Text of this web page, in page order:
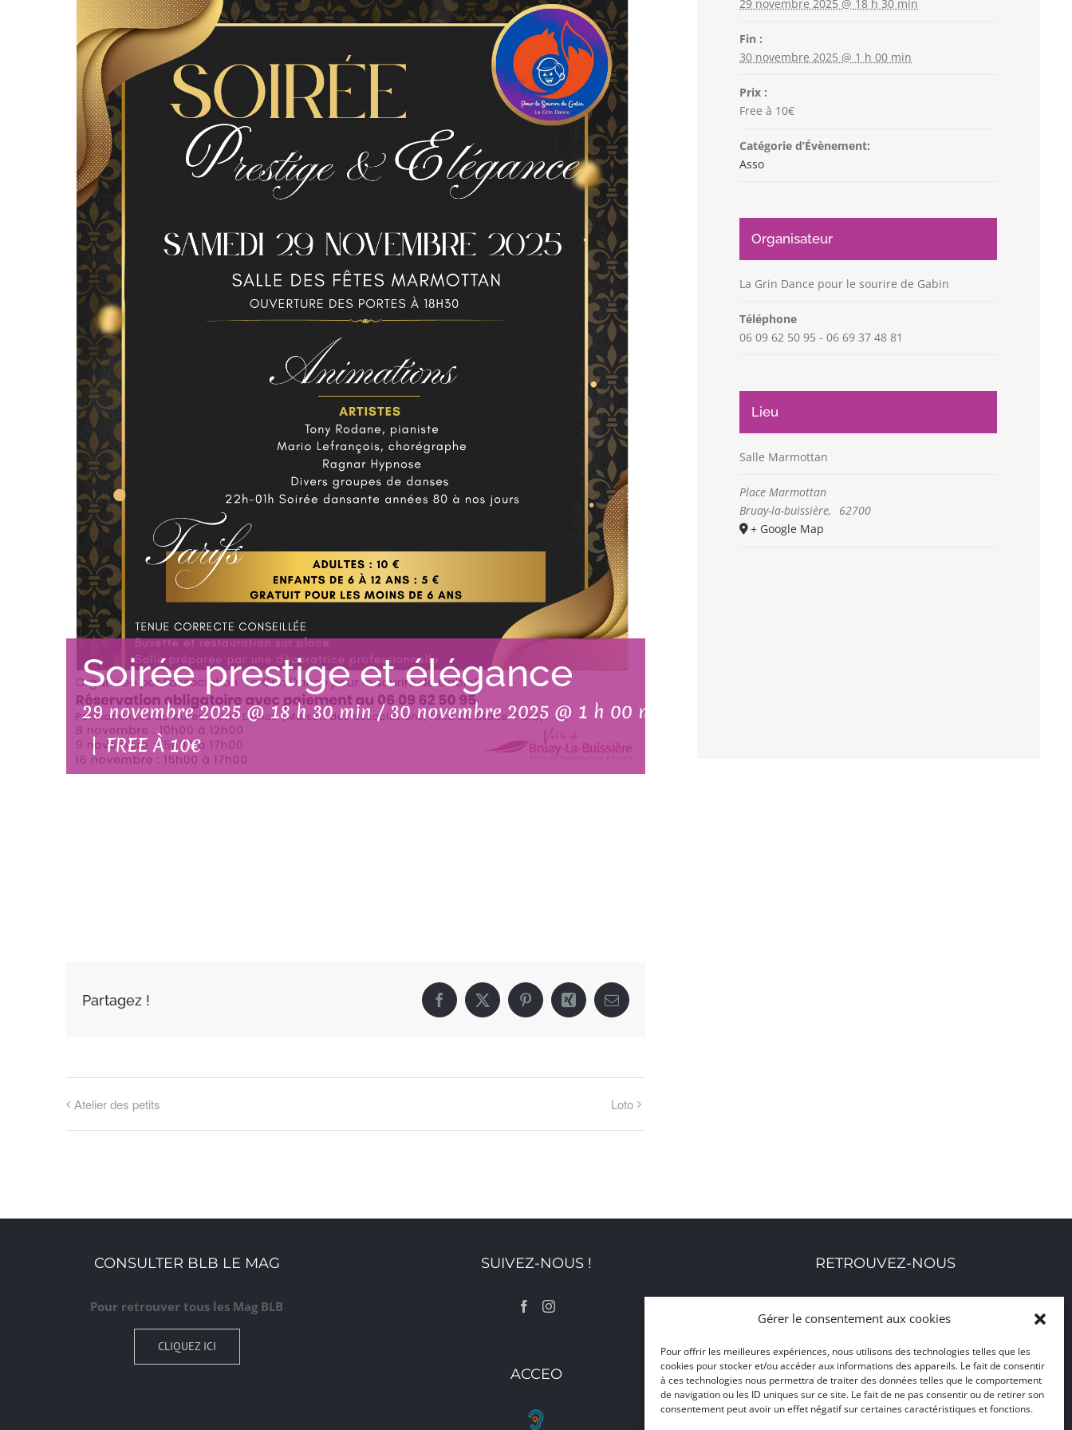
Gérer le consentement aux cookies
Pour offrir les meilleures expériences, nous utilisons des technologies telles que les
cookies pour stocker et/ou accéder aux informations des appareils. Le fait de consentir
à ces technologies nous permettra de traiter des données telles que le comportement
de navigation ou les ID uniques sur ce site. Le fait de ne pas consentir ou de retirer son
consentement peut avoir un effet négatif sur certaines caractéristiques et fonctions.
Soirée prestige et élégance
29 novembre 2025 @ 18 h 30 min/30 novembre 2025 @ 1 h 00 min
| FREE À 10€
Partagez ! Facebook
X PinterestXing Email
Atelier des petits Loto
29 novembre 2025 @ 18 h 30 min
Fin :
30 novembre 2025 @ 1 h 00 min
Prix :
Free à 10€
Catégorie d’Évènement:
Asso
Organisateur
La Grin Dance pour le sourire de Gabin
Téléphone
06 09 62 50 95 - 06 69 37 48 81
Lieu
Salle Marmottan
Place Marmottan
Bruay-la-buissière,
62700
+ Google Map
CONSULTER BLB LE MAG
Pour retrouver tous les Mag BLB
CLIQUEZ ICI
SUIVEZ-NOUS !
ACCEO
RETROUVEZ-NOUS
d'ouverture
CLIQUEZ ICI